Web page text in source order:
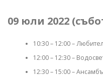
09 юли 2022
10:30 – 12:00 –
12:00 – 12:30 –
12:30 – 15:00 –